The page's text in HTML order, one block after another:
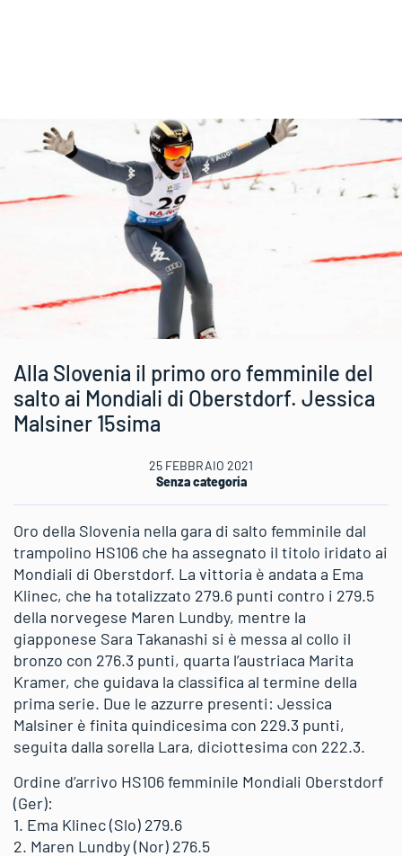
Alla Slovenia il primo oro femminile del
salto ai Mondiali di Oberstdorf. Jessica
Malsiner 15sima
25 FEBBRAIO 2021
Senza categoria
Oro della Slovenia nella gara di salto femminile dal
trampolino HS106 che ha assegnato il titolo iridato ai
Mondiali di Oberstdorf. La vittoria è andata a Ema
Klinec, che ha totalizzato 279.6 punti contro i 279.5
della norvegese Maren Lundby, mentre la
giapponese Sara Takanashi si è messa al collo il
bronzo con 276.3 punti, quarta l’austriaca Marita
Kramer, che guidava la classifica al termine della
prima serie. Due le azzurre presenti: Jessica
Malsiner è finita quindicesima con 229.3 punti,
seguita dalla sorella Lara, diciottesima con 222.3.
Ordine d’arrivo HS106 femminile Mondiali Oberstdorf
(Ger):
1. Ema Klinec (Slo) 279.6
2. Maren Lundby (Nor) 276.5